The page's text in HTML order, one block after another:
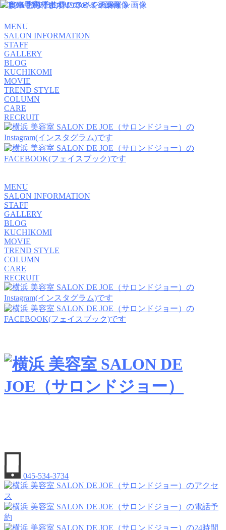
MENU
SALON INFORMATION
STAFF
GALLERY
BLOG
KUCHIKOMI
MOVIE
TREND STYLE
COLUMN
CARE
RECRUIT
MENU
SALON INFORMATION
STAFF
GALLERY
BLOG
KUCHIKOMI
MOVIE
TREND STYLE
COLUMN
CARE
RECRUIT
045-534-3734